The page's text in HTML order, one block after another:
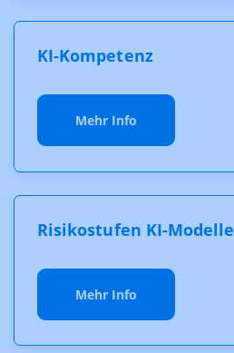
KI-Kompetenz
Mehr Info
Risikostufen KI-Modelle
Mehr Info